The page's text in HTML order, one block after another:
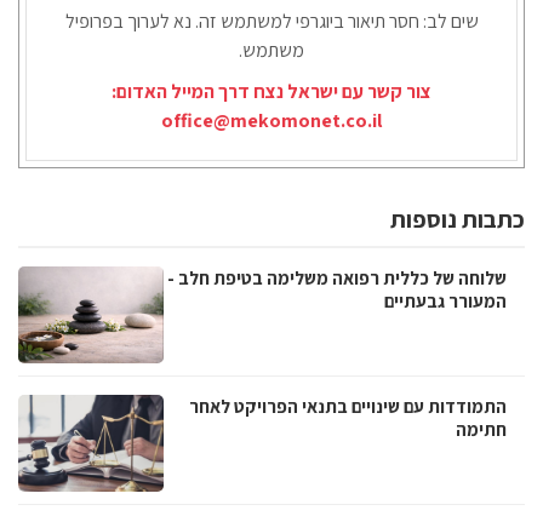
שים לב: חסר תיאור ביוגרפי למשתמש זה. נא לערוך בפרופיל
משתמש.
צור קשר עם ישראל נצח דרך המייל האדום:
office@mekomonet.co.il
כתבות נוספות
שלוחה של כללית רפואה משלימה בטיפת חלב -
המעורר גבעתיים
התמודדות עם שינויים בתנאי הפרויקט לאחר
חתימה